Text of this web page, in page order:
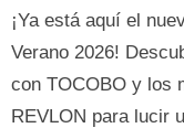
¡Ya está aquí el
Verano 2026!
con TOCOBO y los
REVLON para lucir